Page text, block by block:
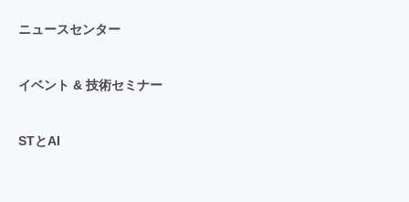
ニュースセンター
イベント & 技術セミナー
STとAI